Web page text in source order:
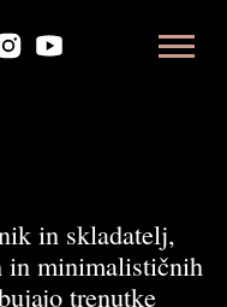
in skladatelj,
in minimalističnih
trenutke